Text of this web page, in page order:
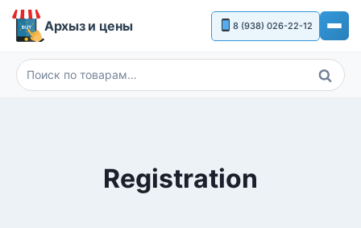
Перейти
Архыз и цены 8 (938) 026-22-12
Искать:
Поиск
Registration